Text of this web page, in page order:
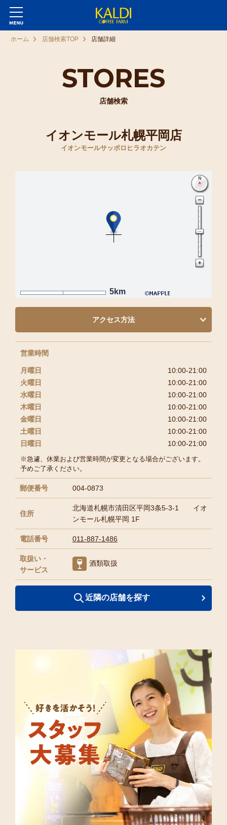
STORES
店舗検索
ホーム 店舗検索TOP 店舗詳細
イオンモール札幌平岡店
イオンモールサッポロヒラオカテン
5km
営業時間
月曜日
10:00-21:00
火曜日
10:00-21:00
水曜日
10:00-21:00
木曜日
10:00-21:00
金曜日
10:00-21:00
土曜日
10:00-21:00
日曜日
10:00-21:00
※急遽、休業および営業時間が変更となる場合がございます。
予めご了承ください。
郵便番号 004-0873
住所
北海道札幌市清田区平岡3条5-3-1 イオ
ンモール札幌平岡 1F
電話番号 011-887-1486
取扱い・
サービス
酒類取扱
アクセス方法